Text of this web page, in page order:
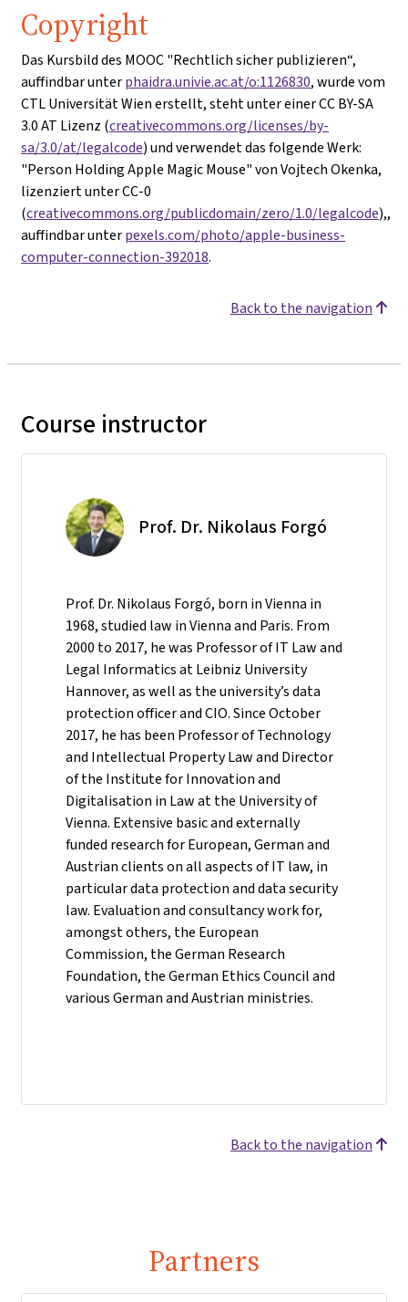
Copyright
Das Kursbild des MOOC "Rechtlich sicher publizieren“,
auffindbar unterphaidra.univie.ac.at/o:1126830, wurde vom
CTL Universität Wien erstellt, steht unter einer CC BY-SA
3.0 AT Lizenz (creativecommons.org/licenses/by-
sa/3.0/at/legalcode) und verwendet das folgende Werk:
"Person Holding Apple Magic Mouse" von Vojtech Okenka,
lizenziert unter CC-0
(creativecommons.org/publicdomain/zero/1.0/legalcode),,
auffindbar unterpexels.com/photo/apple-business-
computer-connection-392018.
Back to the navigation
Course instructor
Prof. Dr. Nikolaus Forgó
Prof. Dr. Nikolaus Forgó, born in Vienna in
1968, studied law in Vienna and Paris. From
2000 to 2017, he was Professor of IT Law and
Legal Informatics at Leibniz University
Hannover, as well as the university’s data
protection officer and CIO. Since October
2017, he has been Professor of Technology
and Intellectual Property Law and Director
of the Institute for Innovation and
Digitalisation in Law at the University of
Vienna. Extensive basic and externally
funded research for European, German and
Austrian clients on all aspects of IT law, in
particular data protection and data security
law. Evaluation and consultancy work for,
amongst others, the European
Commission, the German Research
Foundation, the German Ethics Council and
various German and Austrian ministries.
Back to the navigation
Partners